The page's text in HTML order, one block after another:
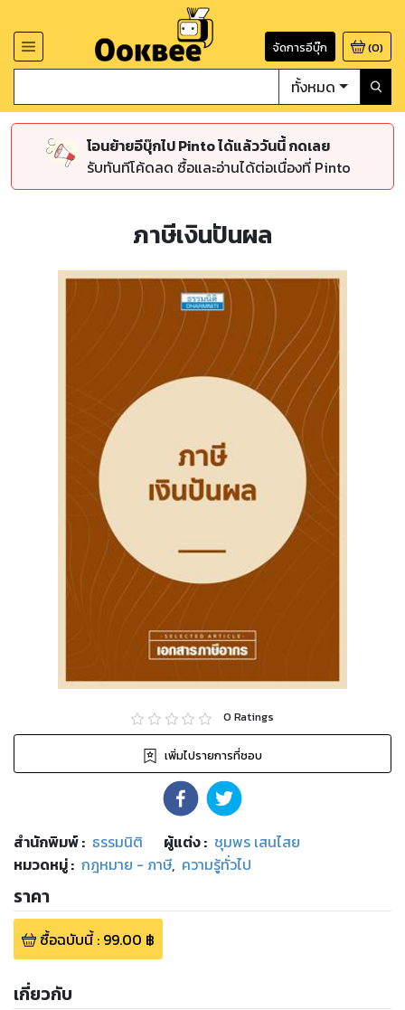
จัดการอีบุ๊ก (0)
ทั้งหมด
โอนย้ายอีบุ๊กไป Pinto ได้แล้ววันนี้ กดเลย
รับทันทีโค้ดลด ซื้อและอ่านได้ต่อเนื่องที่ Pinto
ภาษีเงินปันผล
0 Ratings
เพิ่มไปรายการที่ชอบ
สำนักพิมพ์: ธรรมนิติ ผู้แต่ง : ชุมพร เสนไสย
หมวดหมู่: กฎหมาย - ภาษี, ความรู้ทั่วไป
ราคา
ซื้อฉบับนี้: 99.00 ฿
เกี่ยวกับ